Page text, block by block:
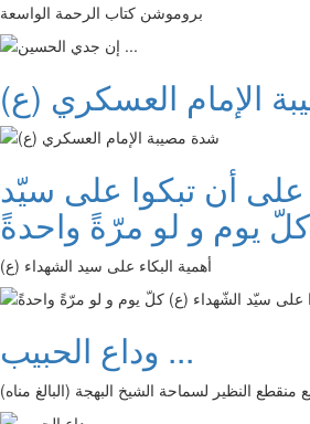
بروموشن كتاب الرحمة الواسعة
الإمام العسكري (ع)
أن تبكوا على سيّد
يوم و لو مرّةً واحدةً
أهمية البكاء على سيد الشهداء (ع)
وداع الحبيب ...
منقطع النظير لسماحة الشيخ البهجة (البالغ مناه)